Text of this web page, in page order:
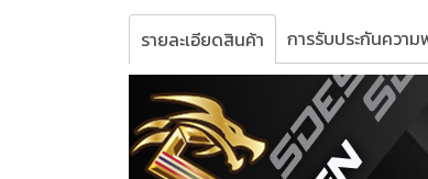
รายละเอียดสินค้า การรับประกันควา